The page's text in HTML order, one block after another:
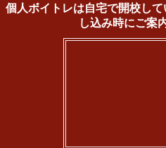
個人ボイトレは自宅で開校し
し込み時にご案